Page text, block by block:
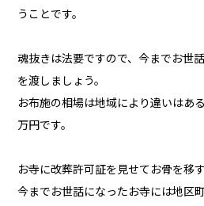
うことです。
魂抜きは法要ですので、今までお世
を渡しましょう。
お布施の相場は地域により違いはあ
万円です。
お寺に改葬許可証を見せてお骨を移す
今までお世話になったお寺には地区